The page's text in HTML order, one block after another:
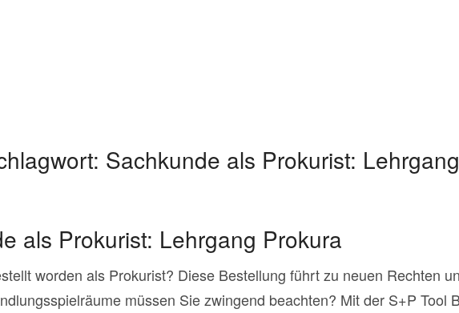
Sachkunde als Prokurist:
als Prokurist: Lehrgang Prokura
worden als Prokurist? Diese Bestellung führt zu neuen Rechten
müssen Sie zwingend beachten? Mit der S+P Tool